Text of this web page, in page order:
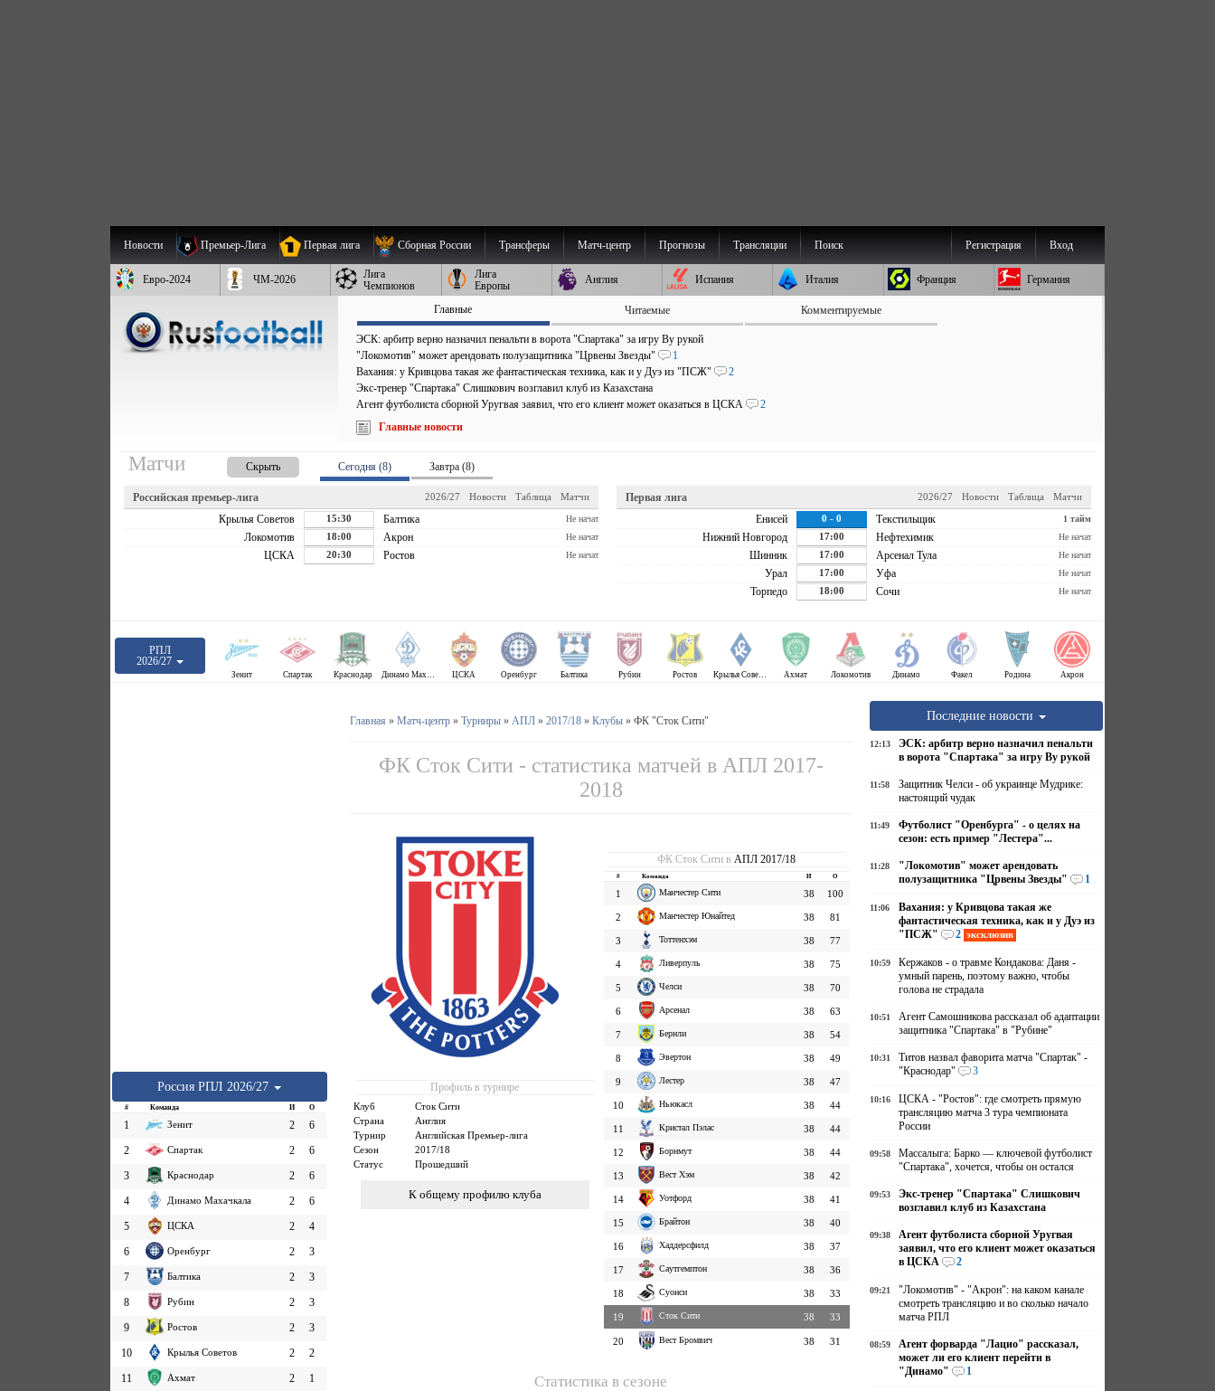
Новости Премьер-Лига Первая лига Сборная России Трансферы Матч-центр Прогнозы Трансляции Поиск Вход
Регистрация
Евро-2024 ЧМ-2026
Лига
Чемпионов
Лига
Европы
Англия Испания Италия Франция Германия
Главные Читаемые Комментируемые
ЭСК: арбитр верно назначил пенальти в ворота "Спартака" за игру Ву рукой
"Локомотив" может арендовать полузащитника "Црвены Звезды"
1
Вахания: у Кривцова такая же фантастическая техника, как и у Дуэ из "ПСЖ"
2
Экс-тренер "Спартака" Слишкович возглавил клуб из Казахстана
Агент футболиста сборной Уругвая заявил, что его клиент может оказаться в ЦСКА
2
Главные новости
Матчи Скрыть Сегодня (8) Завтра (8)
Российская премьер-лига Матчи
Таблица
Новости
2026/27
Крылья Советов 15:30 Балтика Не начат
Локомотив 18:00 Акрон Не начат
ЦСКА 20:30 Ростов Не начат
Первая лига Матчи
Таблица
Новости
2026/27
Енисей 0 - 0 Текстильщик 1 тайм
Нижний Новгород 17:00 Нефтехимик Не начат
Шинник 17:00 Арсенал Тула Не начат
Урал 17:00 Уфа Не начат
Торпедо 18:00 Сочи Не начат
РПЛ
2026/27
Зенит Спартак Краснодар Динамо Махачкала ЦСКА Оренбург Балтика Рубин Ростов Крылья Советов Ахмат Локомотив Динамо Факел Родина Акрон
Россия РПЛ 2026/27
# Команда И О
1 Зенит 2
6
2
Спартак 2
6
3
Краснодар 2
6
4
Динамо Махачкала 2
6
5
ЦСКА 2
4
6
Оренбург 2
3
7
Балтика 2
3
8
Рубин 2
3
9
Ростов 2
3
10
Крылья Советов 2
2
11
Ахмат 2
1
Главная » Матч-центр» Турниры» АПЛ» 2017/18» Клубы» ФК "Сток Сити"
ФК Сток Сити - статистика матчей в АПЛ 2017-
2018
Профиль в турнире
Клуб
Сток Сити
Страна
Англия
Турнир
Английская Премьер-лига
Сезон
2017/18
Статус
Прошедший
К общему профилю клуба
ФК Сток Сити вАПЛ 2017/18
# Команда И О
1 Манчестер Сити 38 100
2 Манчестер Юнайтед 38 81
3 Тоттенхэм 38 77
4 Ливерпуль 38 75
5 Челси 38 70
6 Арсенал 38 63
7 Бернли 38 54
8 Эвертон 38 49
9 Лестер 38 47
10 Ньюкасл 38 44
11 Кристал Пэлас 38 44
12 Борнмут 38 44
13 Вест Хэм 38 42
14 Уотфорд 38 41
15 Брайтон 38 40
16 Хаддерсфилд 38 37
17 Саутгемптон 38 36
18 Суонси 38 33
19 Сток Сити 38 33
20 Вест Бромвич 38 31
Статистика в сезоне
Последние новости
12:13
ЭСК: арбитр верно назначил пенальти
в ворота "Спартака" за игру Ву рукой
11:58
Защитник Челси - об украинце Мудрике:
настоящий чудак
11:49
Футболист "Оренбурга" - о целях на
сезон: есть пример "Лестера"...
11:28
"Локомотив" может арендовать
полузащитника "Црвены Звезды"
1
11:06
Вахания: у Кривцова такая же
фантастическая техника, как и у Дуэ из
"ПСЖ"
2 эксклюзив
10:59
Кержаков - о травме Кондакова: Даня -
умный парень, поэтому важно, чтобы
голова не страдала
10:51
Агент Самошникова рассказал об адаптации
защитника "Спартака" в "Рубине"
10:31
Титов назвал фаворита матча "Спартак" -
"Краснодар"
3
10:16
ЦСКА - "Ростов": где смотреть прямую
трансляцию матча 3 тура чемпионата
России
09:58
Массалыга: Барко — ключевой футболист
"Спартака", хочется, чтобы он остался
09:53
Экс-тренер "Спартака" Слишкович
возглавил клуб из Казахстана
09:38
Агент футболиста сборной Уругвая
заявил, что его клиент может оказаться
в ЦСКА
2
09:21
"Локомотив" - "Акрон": на каком канале
смотреть трансляцию и во сколько начало
матча РПЛ
08:59
Агент форварда "Лацио" рассказал,
может ли его клиент перейти в
"Динамо"
1